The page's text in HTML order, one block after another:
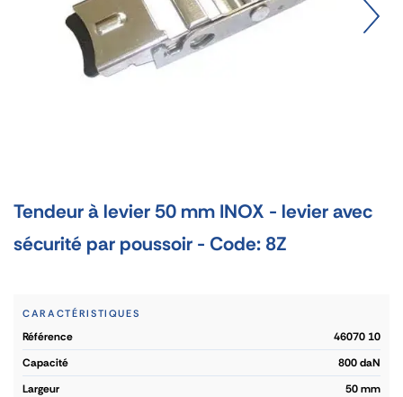
Tendeur à levier 50 mm INOX - levier avec
sécurité par poussoir - Code: 8Z
CARACTÉRISTIQUES
référence
46070 10
capacité
800 daN
largeur
50 mm